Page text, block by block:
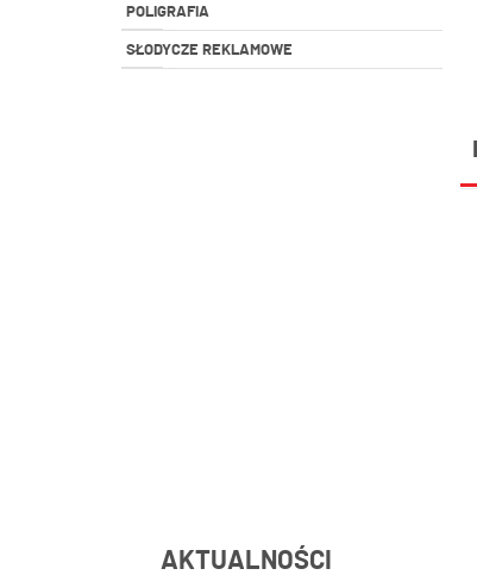
POLIGRAFIA
SŁODYCZE REKLAMOWE
AKTUALNOŚCI